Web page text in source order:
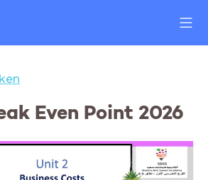
Even Point 2026